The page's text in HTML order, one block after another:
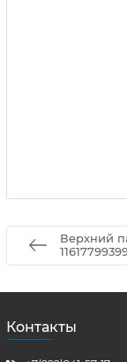
Верхний
Контакты